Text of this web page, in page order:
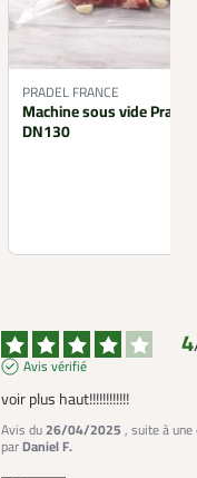
PRADEL FRANCE
Machine sous vide Pradel
DN130
4
Avis vérifié
voir plus haut!!!!!!!!!!!!
Avis du26/04/2025 , suite à
parDaniel F.